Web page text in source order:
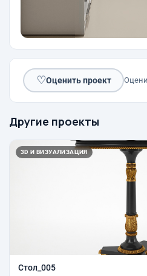
♡Оценить проект
Другие проекты
3D И ВИЗУАЛИЗАЦИЯ
Стол_005